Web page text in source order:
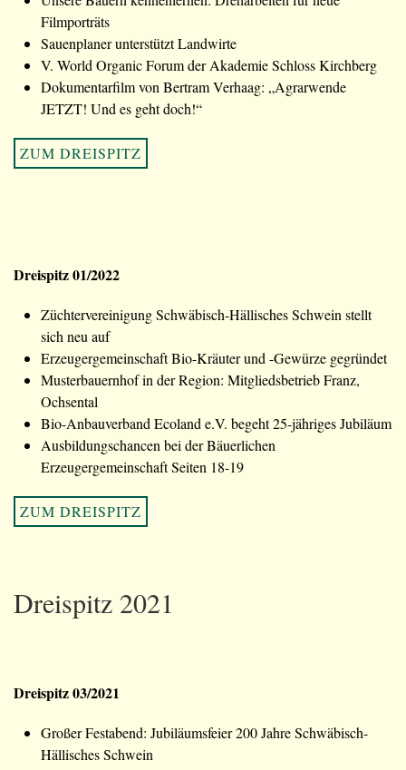
Filmporträts
Sauenplaner unterstützt Landwirte
V. World Organic Forum der Akademie Schloss Kirchberg
Dokumentarfilm von Bertram Verhaag: „Agrarwende
JETZT! Und es geht doch!“
ZUM DREISPITZ
Dreispitz 01/2022
Züchtervereinigung Schwäbisch-Hällisches Schwein stellt
sich neu auf
Erzeugergemeinschaft Bio-Kräuter und -Gewürze gegründet
Musterbauernhof in der Region: Mitgliedsbetrieb Franz,
Ochsental
Bio-Anbauverband Ecoland e.V. begeht 25-jähriges Jubiläum
Ausbildungschancen bei der Bäuerlichen
Erzeugergemeinschaft Seiten 18-19
ZUM DREISPITZ
Dreispitz 2021
Dreispitz 03/2021
Großer Festabend: Jubiläumsfeier 200 Jahre Schwäbisch-
Hällisches Schwein